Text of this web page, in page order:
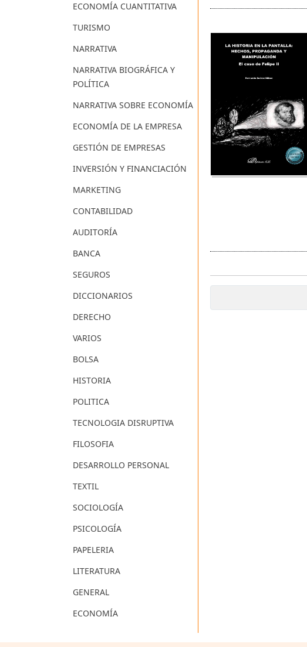
ECONOMÍA CUANTITATIVA
TURISMO
NARRATIVA
NARRATIVA BIOGRÁFICA Y
POLÍTICA
NARRATIVA SOBRE ECONOMÍA
ECONOMÍA DE LA EMPRESA
GESTIÓN DE EMPRESAS
INVERSIÓN Y FINANCIACIÓN
MARKETING
CONTABILIDAD
AUDITORÍA
BANCA
SEGUROS
DICCIONARIOS
DERECHO
VARIOS
BOLSA
HISTORIA
POLITICA
TECNOLOGIA DISRUPTIVA
FILOSOFIA
DESARROLLO PERSONAL
TEXTIL
SOCIOLOGÍA
PSICOLOGÍA
PAPELERIA
LITERATURA
GENERAL
ECONOMÍA